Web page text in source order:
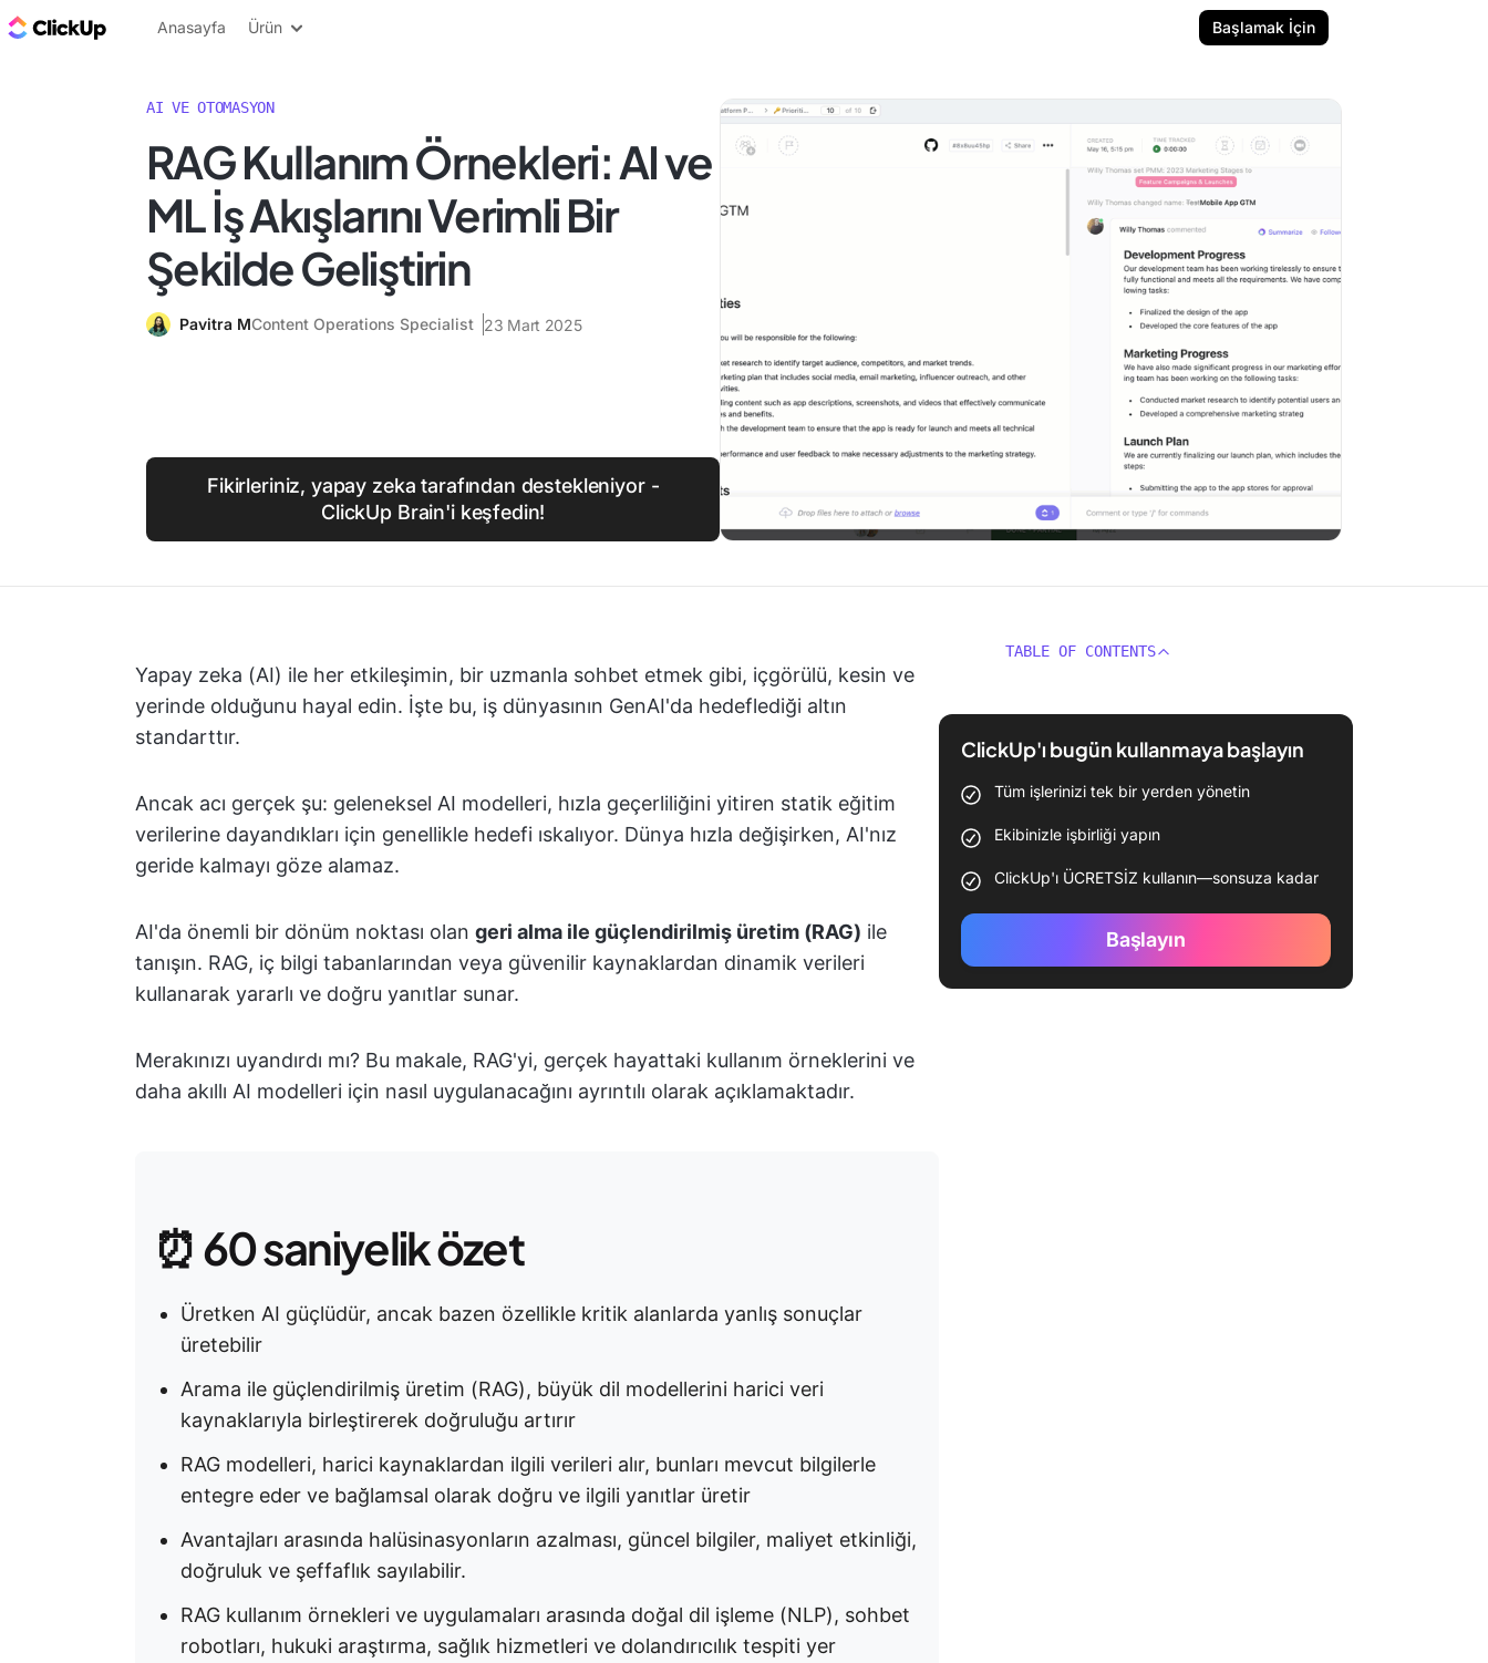
ClickUp Blog
Anasayfa Ürün Başlamak İçin
AI VE OTOMASYON
RAG Kullanım Örnekleri: AI ve
ML İş Akışlarını Verimli Bir
Şekilde Geliştirin
Pavitra MContent Operations Specialist 23 Mart 2025
Fikirleriniz, yapay zeka tarafından destekleniyor -
ClickUp Brain'i keşfedin!
Yapay zeka (AI) ile her etkileşimin, bir uzmanla sohbet etmek gibi, içgörülü, kesin ve
yerinde olduğunu hayal edin. İşte bu, iş dünyasının GenAI'da hedeflediği altın
standarttır.
Ancak acı gerçek şu: geleneksel AI modelleri, hızla geçerliliğini yitiren statik eğitim
verilerine dayandıkları için genellikle hedefi ıskalıyor. Dünya hızla değişirken, AI'nız
geride kalmayı göze alamaz.
AI'da önemli bir dönüm noktası olan geri alma ile güçlendirilmiş üretim (RAG) ile
tanışın. RAG, iç bilgi tabanlarından veya güvenilir kaynaklardan dinamik verileri
kullanarak yararlı ve doğru yanıtlar sunar.
Merakınızı uyandırdı mı? Bu makale, RAG'yi, gerçek hayattaki kullanım örneklerini ve
daha akıllı AI modelleri için nasıl uygulanacağını ayrıntılı olarak açıklamaktadır.
⏰ 60 saniyelik özet
Üretken AI güçlüdür, ancak bazen özellikle kritik alanlarda yanlış sonuçlar
üretebilir
Arama ile güçlendirilmiş üretim (RAG), büyük dil modellerini harici veri
kaynaklarıyla birleştirerek doğruluğu artırır
RAG modelleri, harici kaynaklardan ilgili verileri alır, bunları mevcut bilgilerle
entegre eder ve bağlamsal olarak doğru ve ilgili yanıtlar üretir
Avantajları arasında halüsinasyonların azalması, güncel bilgiler, maliyet etkinliği,
doğruluk ve şeffaflık sayılabilir.
RAG kullanım örnekleri ve uygulamaları arasında doğal dil işleme (NLP), sohbet
robotları, hukuki araştırma, sağlık hizmetleri ve dolandırıcılık tespiti yer
TABLE OF CONTENTS
ClickUp'ı bugün kullanmaya başlayın
Tüm işlerinizi tek bir yerden yönetin
Ekibinizle işbirliği yapın
ClickUp'ı ÜCRETSİZ kullanın—sonsuza kadar
Başlayın